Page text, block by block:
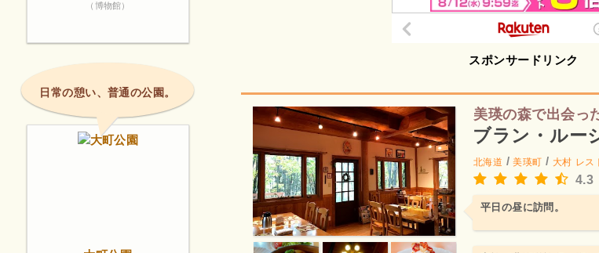
スポンサードリンク
美瑛の森で出会っ
ブラン・ルー
北海道 /美瑛町 / 大村 レス
4.3
平日の昼に訪問。
（博物館）
日常の憩い、普通の公園。